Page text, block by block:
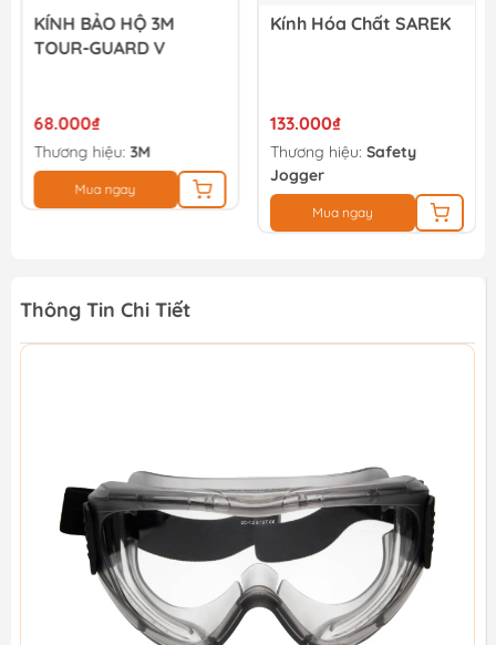
KÍNH BẢO HỘ 3M
TOUR-GUARD V
68.000₫
Thương hiệu: 3M
Mua ngay
Kính Hóa Chất SAREK
133.000₫
Thương hiệu: Safety
Jogger
Mua ngay
Thông Tin Chi Tiết